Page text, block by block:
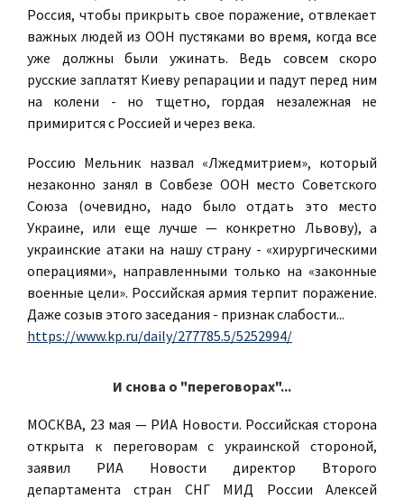
Россия, чтобы прикрыть свое поражение, отвлекает
важных людей из ООН пустяками во время, когда все
уже должны были ужинать. Ведь совсем скоро
русские заплатят Киеву репарации и падут перед ним
на колени - но тщетно, гордая незалежная не
примирится с Россией и через века.
Россию Мельник назвал «Лжедмитрием», который
незаконно занял в Совбезе ООН место Советского
Союза (очевидно, надо было отдать это место
Украине, или еще лучше — конкретно Львову), а
украинские атаки на нашу страну - «хирургическими
операциями», направленными только на «законные
военные цели». Российская армия терпит поражение.
Даже созыв этого заседания - признак слабости...
https://www.kp.ru/daily/277785.5/5252994/
И снова о "переговорах"...
МОСКВА, 23 мая — РИА Новости. Российская сторона
открыта к переговорам с украинской стороной,
заявил РИА Новости директор Второго
департамента стран СНГ МИД России Алексей